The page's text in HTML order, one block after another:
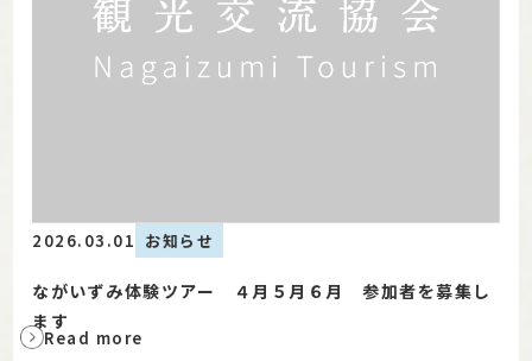
2026.03.01 お知らせ
ながいずみ体験ツアー ４月５月６月 参加者を募集し
ます
Read more